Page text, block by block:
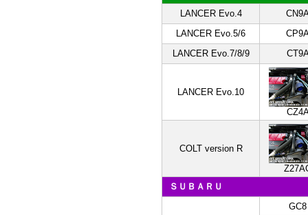
LANCER Evo.4
LANCER Evo.5/6
LANCER Evo.7/8/9
LANCER Evo.10
COLT version R
ＳＵＢＡＲＵ
GC8